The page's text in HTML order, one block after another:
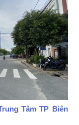
Tâm TP Biên